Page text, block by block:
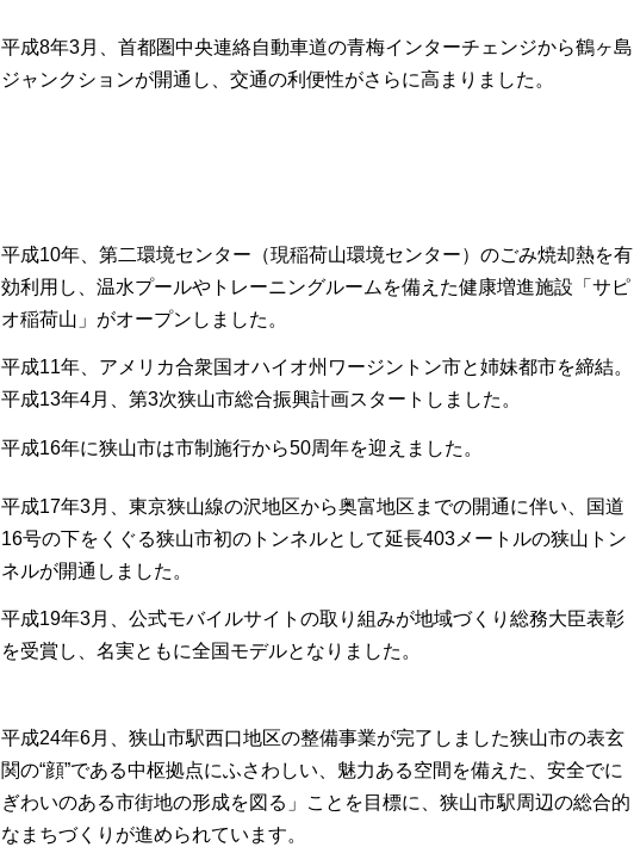
平成8年3月、首都圏中央連絡自動車道の青梅インターチェンジから鶴ヶ島
ジャンクションが開通し、交通の利便性がさらに高まりました。
平成10年、第二環境センター（現稲荷山環境センター）のごみ焼却熱を有
効利用し、温水プールやトレーニングルームを備えた健康増進施設「サピ
オ稲荷山」がオープンしました。
平成11年、アメリカ合衆国オハイオ州ワージントン市と姉妹都市を締結。
平成13年4月、第3次狭山市総合振興計画スタートしました。
平成16年に狭山市は市制施行から50周年を迎えました。
平成17年3月、東京狭山線の沢地区から奥富地区までの開通に伴い、国道
16号の下をくぐる狭山市初のトンネルとして延長403メートルの狭山トン
ネルが開通しました。
平成19年3月、公式モバイルサイトの取り組みが地域づくり総務大臣表彰
を受賞し、名実ともに全国モデルとなりました。
平成24年6月、狭山市駅西口地区の整備事業が完了しました狭山市の表玄
関の“顔”である中枢拠点にふさわしい、魅力ある空間を備えた、安全でに
ぎわいのある市街地の形成を図る」ことを目標に、狭山市駅周辺の総合的
なまちづくりが進められています。